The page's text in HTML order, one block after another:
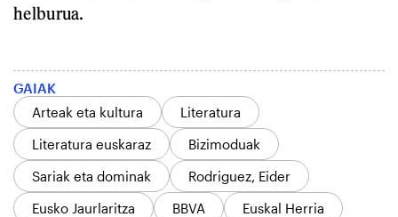
helburua.
GAIAK
Arteak eta kultura
Literatura
Literatura euskaraz
Bizimoduak
Sariak eta dominak
Rodriguez, Eider
Eusko Jaurlaritza
BBVA Euskal Herria